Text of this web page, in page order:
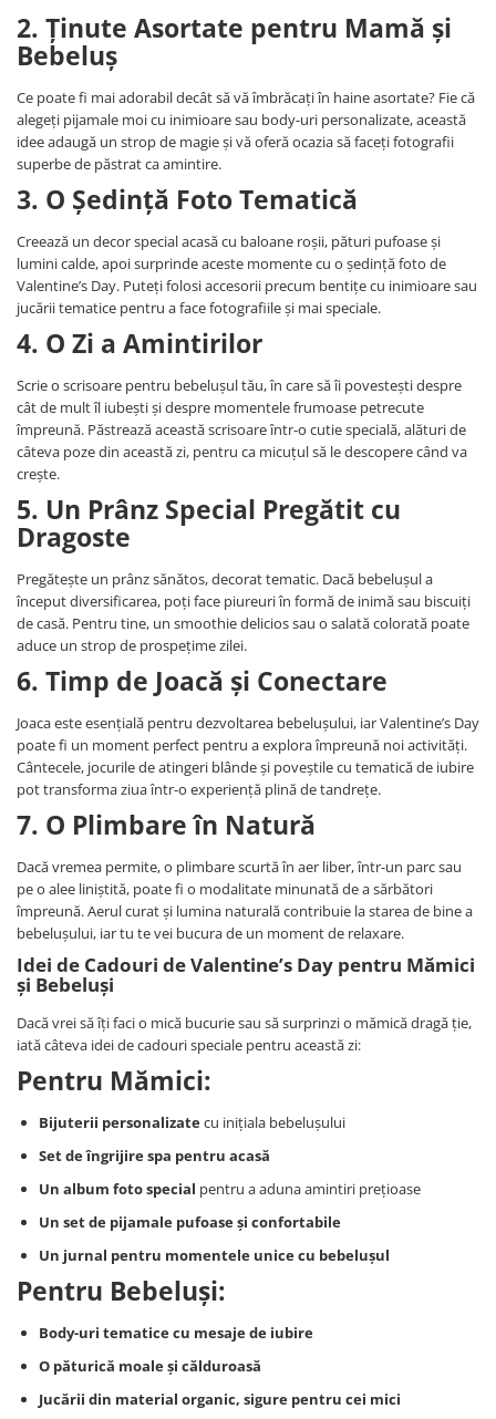
Carucior
Cocolino
De Infasat
De Scos din Spital
De Infasat - Bumbac Organic
Fetite
Groase
Iarna
Ieftine
Nou Nascut
Subtire
Roz
Saculeti dormit si plimbare
Sisteme de infasare
Ultima bucata
Lungi de Dormit
Mari
Pentru Spate
Set Perne
Decorative
Pilote
Pilote Pat
160x200
180x200
2 Persoane
200x200
Antialergica
Bumbac
Cu Perne
De Iarna
De Vara
Dubla
Groase
Groase De Iarna
Ieftine
Subtire
Subtire de Vara
Set Pilota si Perne
Pilota Perne si Lenjerie
Pilota si Perne Ieftine
Pilote si Perne Romanesti
2. Ținute Asortate pentru Mamă și
Bebeluș
Ce poate fi mai adorabil decât să vă îmbrăcați în haine asortate? Fie că
alegeți pijamale moi cu inimioare sau body-uri personalizate, această
idee adaugă un strop de magie și vă oferă ocazia să faceți fotografii
superbe de păstrat ca amintire.
3. O Ședință Foto Tematică
Creează un decor special acasă cu baloane roșii, pături pufoase și
lumini calde, apoi surprinde aceste momente cu o ședință foto de
Valentine’s Day. Puteți folosi accesorii precum bentițe cu inimioare sau
jucării tematice pentru a face fotografiile și mai speciale.
4. O Zi a Amintirilor
Scrie o scrisoare pentru bebelușul tău, în care să îi povestești despre
cât de mult îl iubești și despre momentele frumoase petrecute
împreună. Păstrează această scrisoare într-o cutie specială, alături de
câteva poze din această zi, pentru ca micuțul să le descopere când va
crește.
5. Un Prânz Special Pregătit cu
Dragoste
Pregătește un prânz sănătos, decorat tematic. Dacă bebelușul a
început diversificarea, poți face piureuri în formă de inimă sau biscuiți
de casă. Pentru tine, un smoothie delicios sau o salată colorată poate
aduce un strop de prospețime zilei.
6. Timp de Joacă și Conectare
Joaca este esențială pentru dezvoltarea bebelușului, iar Valentine’s Day
poate fi un moment perfect pentru a explora împreună noi activități.
Cântecele, jocurile de atingeri blânde și poveștile cu tematică de iubire
pot transforma ziua într-o experiență plină de tandrețe.
7. O Plimbare în Natură
Dacă vremea permite, o plimbare scurtă în aer liber, într-un parc sau
pe o alee liniștită, poate fi o modalitate minunată de a sărbători
împreună. Aerul curat și lumina naturală contribuie la starea de bine a
bebelușului, iar tu te vei bucura de un moment de relaxare.
Idei de Cadouri de Valentine’s Day pentru Mămici
și Bebeluși
Dacă vrei să îți faci o mică bucurie sau să surprinzi o mămică dragă ție,
iată câteva idei de cadouri speciale pentru această zi:
Pentru Mămici:
Bijuterii personalizatecu inițiala bebelușului
Set de îngrijire spa pentru acasă
Un album foto special pentru a aduna amintiri prețioase
Un set de pijamale pufoase și confortabile
Un jurnal pentru momentele unice cu bebelușul
Pentru Bebeluși:
Body-uri tematice cu mesaje de iubire
O păturică moale și călduroasă
Jucării din material organic, sigure pentru cei mici